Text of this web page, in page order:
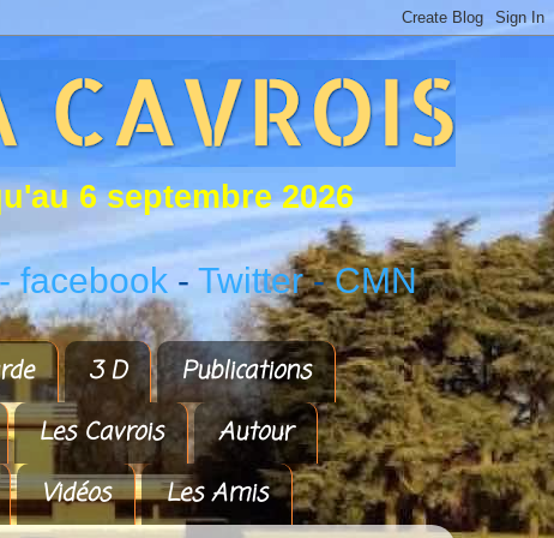
u'au 6 septembre 2026
- facebook - Twitter -CMN
3 D
Publications
Les Cavrois
Autour
Vidéos Les Amis